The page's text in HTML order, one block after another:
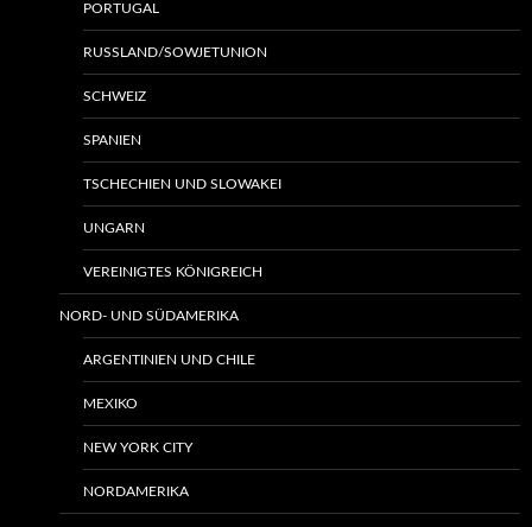
PORTUGAL
RUSSLAND/SOWJETUNION
SCHWEIZ
SPANIEN
TSCHECHIEN UND SLOWAKEI
UNGARN
VEREINIGTES KÖNIGREICH
NORD- UND SÜDAMERIKA
ARGENTINIEN UND CHILE
MEXIKO
NEW YORK CITY
NORDAMERIKA